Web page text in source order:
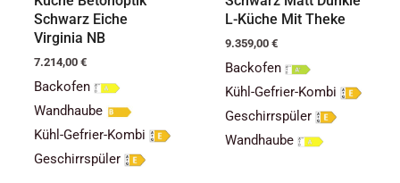
Schwarz Eiche
Virginia NB
7.214,00 €
Backofen
Wandhaube
Kühl-Gefrier-Kombi
Geschirrspüler
L-Küche Mit Theke
9.359,00 €
Backofen
Kühl-Gefrier-Kombi
Geschirrspüler
Wandhaube